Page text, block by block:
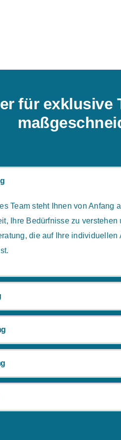
für exklusive
Team steht Ihnen von Anfang
Ihre Bedürfnisse zu verstehen
die auf Ihre individuellen